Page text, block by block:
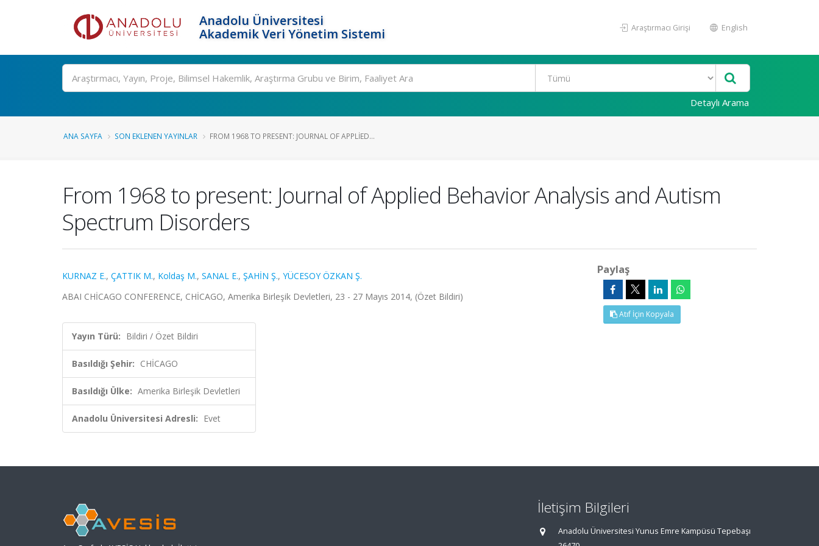
Anadolu Üniversitesi
Akademik Veri Yönetim Sistemi
Araştırmacı Girişi English
Ara
Detaylı Arama
ANA SAYFA SON EKLENEN YAYINLAR FROM 1968 TO PRESENT: JOURNAL OF APPLIED...
From 1968 to present: Journal of Applied Behavior Analysis and Autism
Spectrum Disorders
KURNAZ E., ÇATTIK M., Koldaş M., SANAL E., ŞAHİN Ş., YÜCESOY ÖZKAN Ş.
ABAI CHİCAGO CONFERENCE, CHİCAGO, Amerika Birleşik Devletleri, 23 - 27 Mayıs 2014, (Özet Bildiri)
Yayın Türü: Bildiri / Özet Bildiri
Basıldığı Şehir: CHİCAGO
Basıldığı Ülke: Amerika Birleşik Devletleri
Anadolu Üniversitesi Adresli: Evet
Paylaş
Atıf İçin Kopyala
İletişim Bilgileri
Anadolu Üniversitesi Yunus Emre Kampüsü Tepebaşı